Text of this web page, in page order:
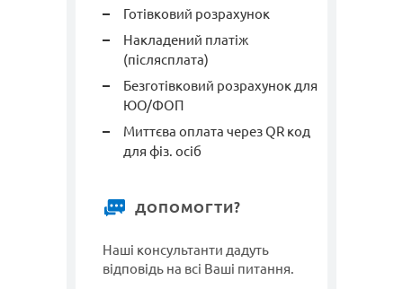
Готівковий розрахунок
Накладений платіж
(післясплата)
Безготівковий розрахунок для
ЮО/ФОП
Миттєва оплата через QR код
для фіз. осіб
ДОПОМОГТИ?
Наші консультанти дадуть
відповідь на всі Ваші питання.